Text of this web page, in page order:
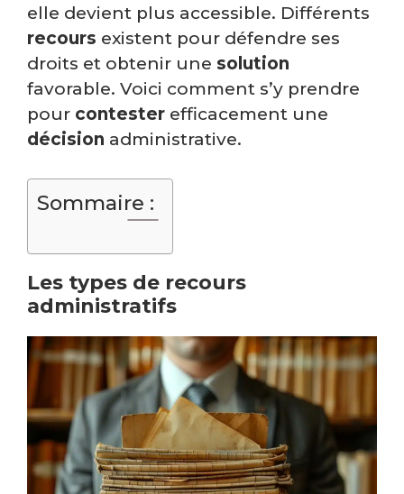
elle devient plus accessible. Différents
recours existent pour défendre ses
droits et obtenir une solution
favorable. Voici comment s’y prendre
pour contester efficacement une
décision administrative.
Sommaire :
Les types de recours
administratifs